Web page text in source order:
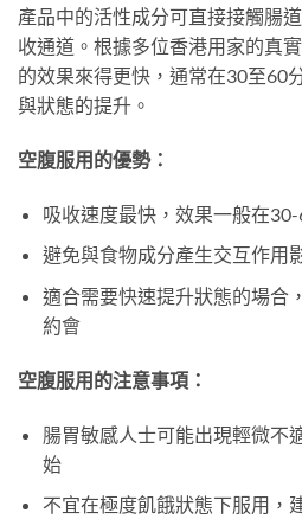
產品中的活性成分可直接接觸腸
收通道。根據多位香港用家的真
的效果來得更快，通常在30至60
與狀態的提升。
空腹服用的優勢：
吸收速度最快，效果一般在
避免與食物成分產生交互作用
適合需要快速提升狀態的場合
約會
空腹服用的注意事項：
腸胃敏感人士可能出現輕微不
始
不宜在極度飢餓狀態下服用，